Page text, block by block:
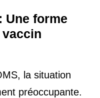
Une forme
la situation
préoccupante.